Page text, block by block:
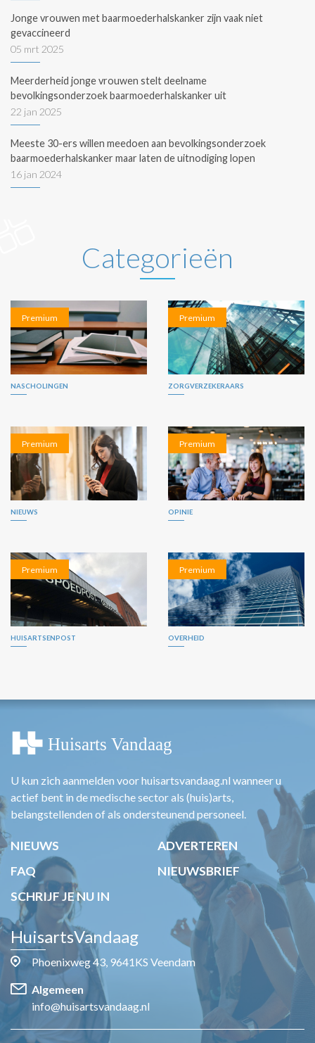
Jonge vrouwen met baarmoederhalskanker zijn vaak niet
gevaccineerd
05 mrt 2025
Meerderheid jonge vrouwen stelt deelname
bevolkingsonderzoek baarmoederhalskanker uit
22 jan 2025
Meeste 30-ers willen meedoen aan bevolkingsonderzoek
baarmoederhalskanker maar laten de uitnodiging lopen
16 jan 2024
Categorieën
Premium
NASCHOLINGEN
Premium
ZORGVERZEKERAARS
Premium
NIEUWS
Premium
OPINIE
Premium
HUISARTSENPOST
Premium
OVERHEID
U kun zich aanmelden voor huisartsvandaag.nl wanneer u
actief bent in de medische sector als (huis)arts,
belangstellenden of als ondersteunend personeel.
NIEUWS
ADVERTEREN
FAQ
NIEUWSBRIEF
SCHRIJF JE NU IN
HuisartsVandaag
Phoenixweg 43, 9641KS Veendam
Algemeen
info@huisartsvandaag.nl